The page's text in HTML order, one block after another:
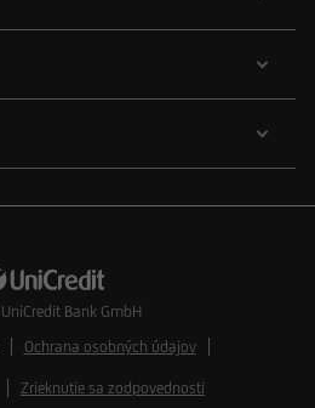
UniCredit Bank GmbH
Ochrana osobných údajov
Zrieknutie sa zodpovednosti